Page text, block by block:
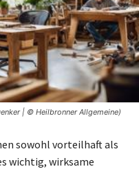
| © Heilbronner Allgemeine)
sowohl vorteilhaft als
wichtig, wirksame